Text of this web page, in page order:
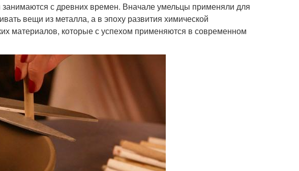
с древних времен. Вначале умельцы применяли для
вещи из металла, а в эпоху развития химической
материалов, которые с успехом применяются в современном